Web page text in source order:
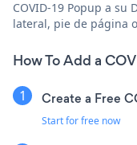
COVID-19 Popup a
lateral, pie de página
How To Add a
Create a Free
Start for free now